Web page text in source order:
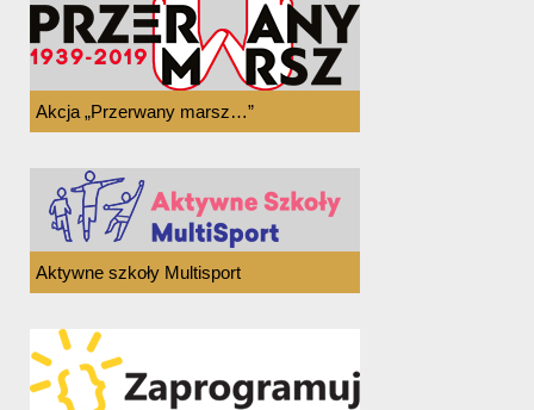
Akcja „Przerwany marsz…”
Aktywne szkoły Multisport